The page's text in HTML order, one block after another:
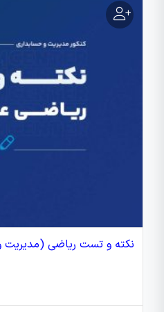
نکته‌ و تست ریاضی (مدیریت